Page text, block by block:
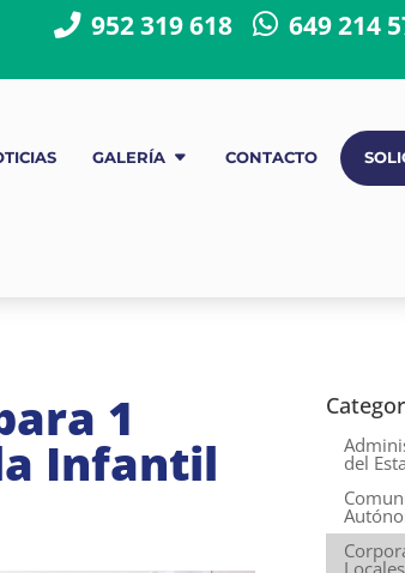
952 319 618 649 214
GALERÍA CONTACTO
1
Infantil
del
Locales